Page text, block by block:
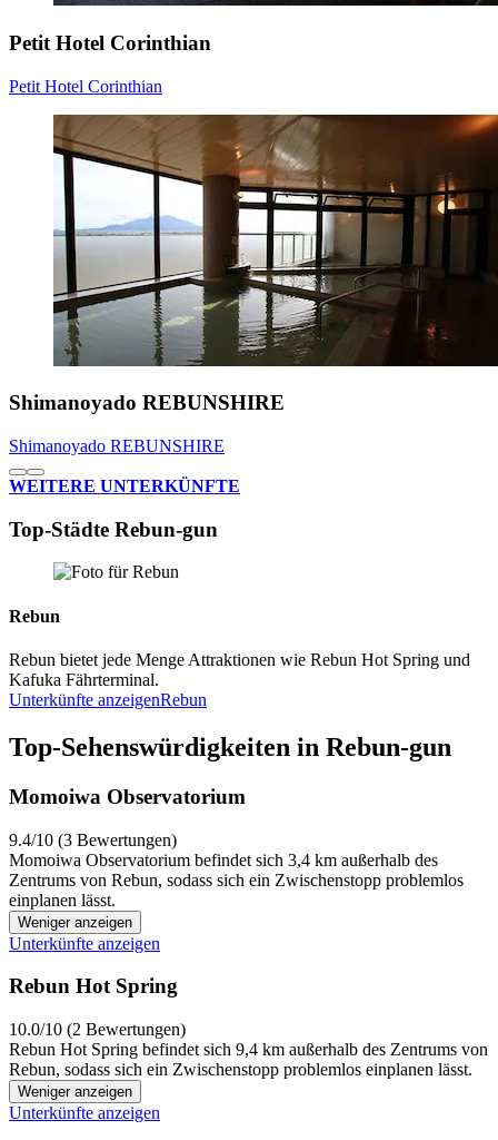
Petit Hotel Corinthian
Petit Hotel Corinthian
Shimanoyado REBUNSHIRE
Shimanoyado REBUNSHIRE
WEITERE UNTERKÜNFTE
Top-Städte Rebun-gun
Rebun
Rebun bietet jede Menge Attraktionen wie Rebun Hot Spring und
Kafuka Fährterminal.
Unterkünfte anzeigenRebun
Top-Sehenswürdigkeiten in Rebun-gun
Momoiwa Observatorium
9.4/10 (3 Bewertungen)
Momoiwa Observatorium befindet sich 3,4 km außerhalb des
Zentrums von Rebun, sodass sich ein Zwischenstopp problemlos
einplanen lässt.
Weniger anzeigen
Unterkünfte anzeigen
Rebun Hot Spring
10.0/10 (2 Bewertungen)
Rebun Hot Spring befindet sich 9,4 km außerhalb des Zentrums von
Rebun, sodass sich ein Zwischenstopp problemlos einplanen lässt.
Weniger anzeigen
Unterkünfte anzeigen